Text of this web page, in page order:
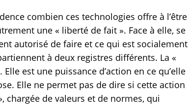
combien ces technologies offre à l’être
une « liberté de fait ». Face à elle, se
autorisé de faire et ce qui est socialement
à deux registres différents. La «
est une puissance d’action en ce qu’elle
Elle ne permet pas de dire si cette action
chargée de valeurs et de normes, qui